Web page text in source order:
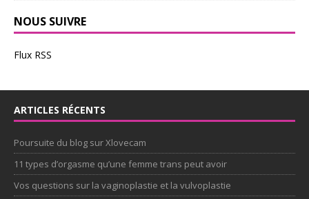
NOUS SUIVRE
Flux RSS
ARTICLES RÉCENTS
Poursuite du blog sur Xlovecam
11 types d’orgasme qu’une femme trans peut avoir
Vos questions sur la vaginoplastie et la vulvoplastie